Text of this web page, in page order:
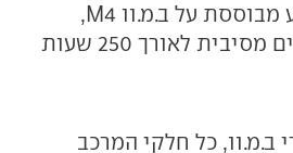
זגאטו ושלא במפתיע מבוססת על ב.מ.וו M4,
שעברה מסכת שינויים מסיבית לאורך 250 שעות
ב.מ.וו, כל חלקי המרכב